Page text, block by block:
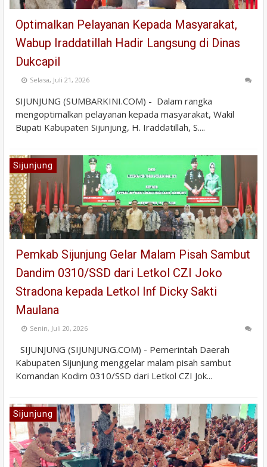
Optimalkan Pelayanan Kepada Masyarakat,
Wabup Iraddatillah Hadir Langsung di Dinas
Dukcapil
Selasa, Juli 21, 2026
SIJUNJUNG (SUMBARKINI.COM) - Dalam rangka
mengoptimalkan pelayanan kepada masyarakat, Wakil
Bupati Kabupaten Sijunjung, H. Iraddatillah, S....
Sijunjung
Pemkab Sijunjung Gelar Malam Pisah Sambut
Dandim 0310/SSD dari Letkol CZI Joko
Stradona kepada Letkol Inf Dicky Sakti
Maulana
Senin, Juli 20, 2026
SIJUNJUNG (SIJUNJUNG.COM) - Pemerintah Daerah
Kabupaten Sijunjung menggelar malam pisah sambut
Komandan Kodim 0310/SSD dari Letkol CZI Jok...
Sijunjung